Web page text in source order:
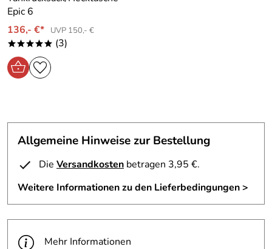
Epic 6
136,- €*
UVP 150,- €
***** (3)
Allgemeine Hinweise zur Bestellung
Die Versandkosten betragen 3,95 €.
Weitere Informationen zu den Lieferbedingungen >
Mehr Informationen